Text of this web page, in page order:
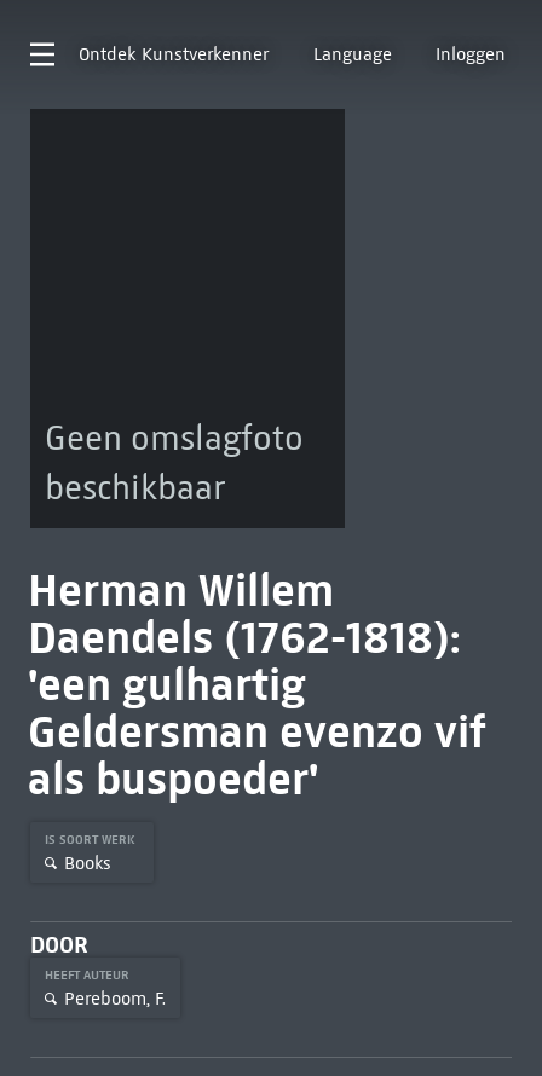
Ontdek Kunstverkenner Language Inloggen
Geen omslagfoto
beschikbaar
Herman Willem
Daendels (1762-1818):
'een gulhartig
Geldersman evenzo vif
als buspoeder'
IS SOORT WERK
Books
DOOR
HEEFT AUTEUR
Pereboom, F.